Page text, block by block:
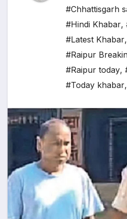
#Chhattisgarh
#Hindi Khabar,
#Latest Khabar,
#Raipur
#Raipur today,
#Today khabar,